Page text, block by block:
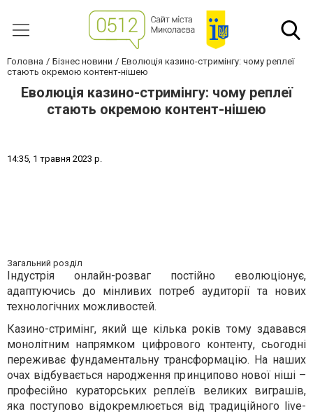
Головна Бізнес новини
Еволюція казино-стримінгу: чому реплеї
стають окремою контент-нішею
Еволюція казино-стримінгу: чому реплеї
стають окремою контент-нішею
14:35, 1 травня 2023 р.
Загальний розділ
Індустрія онлайн-розваг постійно еволюціонує,
адаптуючись до мінливих потреб аудиторії та нових
технологічних можливостей.
Казино-стримінг, який ще кілька років тому здавався
монолітним напрямком цифрового контенту, сьогодні
переживає фундаментальну трансформацію. На наших
очах відбувається народження принципово нової ніші –
професійно кураторських реплеїв великих виграшів,
яка поступово відокремлюється від традиційного live-